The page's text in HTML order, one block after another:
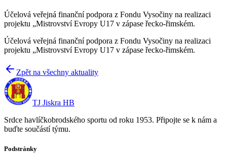
Účelová veřejná finanční podpora z Fondu Vysočiny na realizaci
projektu „Mistrovství Evropy U17 v zápase řecko-řimském.
Účelová veřejná finanční podpora z Fondu Vysočiny na realizaci
projektu „Mistrovství Evropy U17 v zápase řecko-řimském.
Zpět na všechny aktuality
TJ Jiskra HB
Srdce havlíčkobrodského sportu od roku 1953. Připojte se k nám a
buďte součástí týmu.
Podstránky